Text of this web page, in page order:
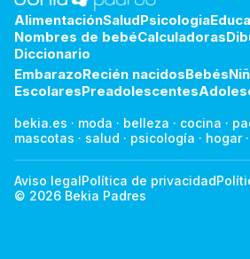
AlimentaciónSaludPsicologia
Nombres de bebéCalculadoras
Diccionario
EmbarazoRecién nacidosBebés
EscolaresPreadolescentes
bekia.es · moda · belleza · cocina ·
mascotas · salud · psicología · hogar·
Aviso legalPolítica de privacidad
© 2026 Bekia Padres